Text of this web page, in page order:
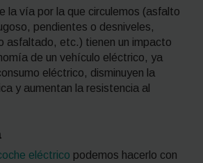
la vía por la que circulemos (asfalto
pendientes o desniveles,
asfaltado, etc.) tienen un impacto
de un vehículo eléctrico, ya
eléctrico, disminuyen la
y aumentan la resistencia al
eléctrico podemos hacerlo con